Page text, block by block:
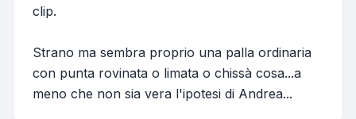
clip.
Strano ma sembra proprio una palla ordinaria
con punta rovinata o limata o chissà cosa...a
meno che non sia vera l'ipotesi di Andrea...